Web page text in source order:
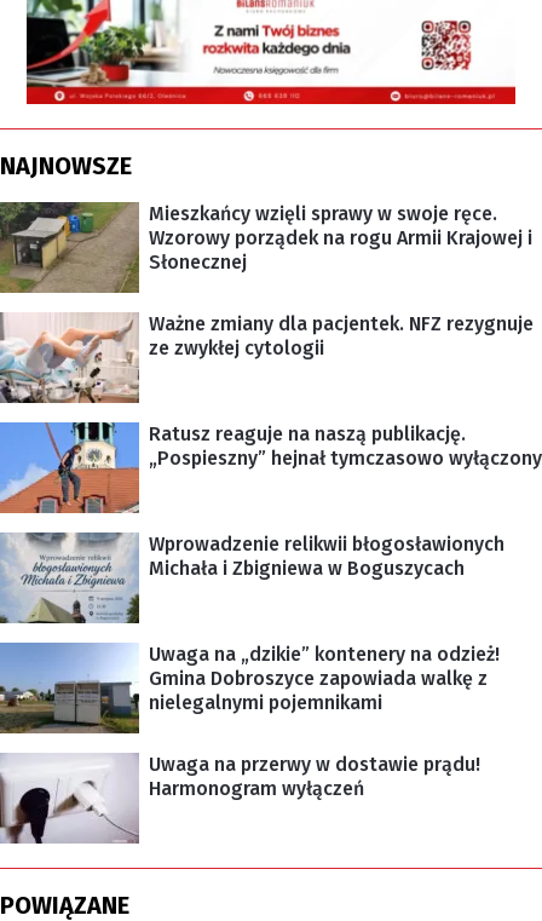
NAJNOWSZE
Mieszkańcy wzięli sprawy w swoje ręce.
Wzorowy porządek na rogu Armii Krajowej i
Słonecznej
Ważne zmiany dla pacjentek. NFZ rezygnuje
ze zwykłej cytologii
Ratusz reaguje na naszą publikację.
„Pospieszny” hejnał tymczasowo wyłączony
Wprowadzenie relikwii błogosławionych
Michała i Zbigniewa w Boguszycach
Uwaga na „dzikie” kontenery na odzież!
Gmina Dobroszyce zapowiada walkę z
nielegalnymi pojemnikami
Uwaga na przerwy w dostawie prądu!
Harmonogram wyłączeń
POWIĄZANE